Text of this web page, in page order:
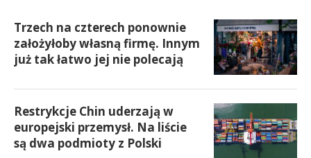
Trzech na czterech ponownie
założyłoby własną firmę. Innym
już tak łatwo jej nie polecają
Restrykcje Chin uderzają w
europejski przemysł. Na liście
są dwa podmioty z Polski